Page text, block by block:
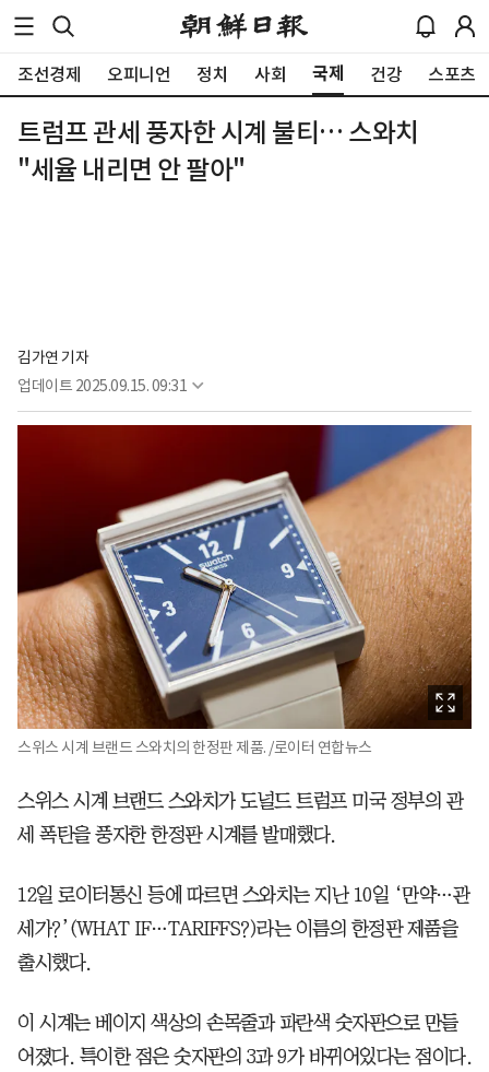
조선경제 오피니언 정치 사회 국제 건강 스포츠
트럼프 관세 풍자한 시계 불티… 스와치
"세율 내리면 안 팔아"
김가연 기자
업데이트 2025.09.15. 09:31
스위스 시계 브랜드 스와치의 한정판 제품. /로이터 연합뉴스
스위스 시계 브랜드 스와치가 도널드 트럼프 미국 정부의 관
세 폭탄을 풍자한 한정판 시계를 발매했다.
12일 로이터통신 등에 따르면 스와치는 지난 10일 ‘만약…관
세가?’(WHAT IF…TARIFFS?)라는 이름의 한정판 제품을
출시했다.
이 시계는 베이지 색상의 손목줄과 파란색 숫자판으로 만들
어졌다. 특이한 점은 숫자판의 3과 9가 바뀌어있다는 점이다.